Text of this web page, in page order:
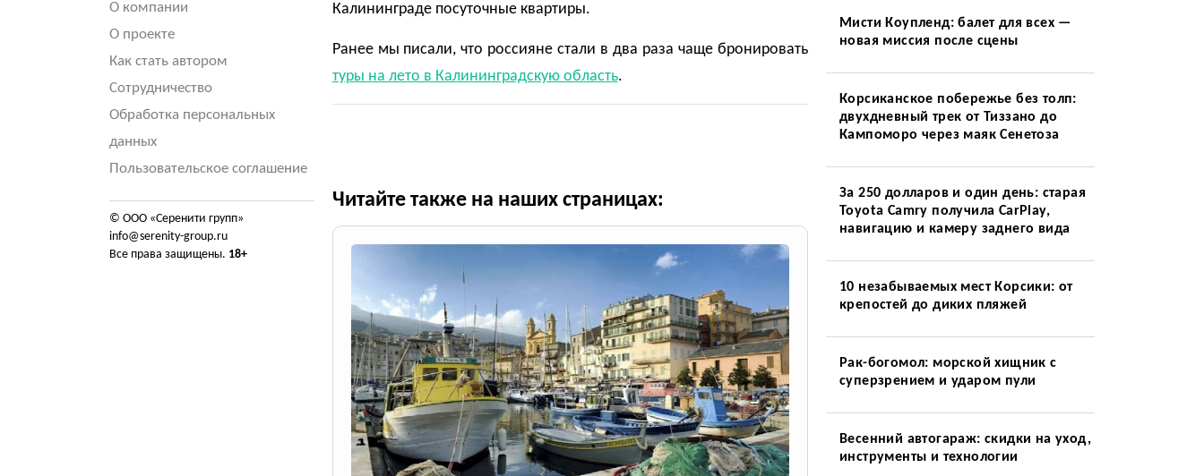
О компании
О проекте
Как стать автором
Сотрудничество
Обработка персональных
данных
Пользовательское соглашение
© ООО «Серенити групп»
info@serenity-group.ru
Все права защищены. 18+
Калининграде посуточные квартиры.
Ранее мы писали, что россияне стали в два раза чаще бронировать
туры на лето в Калининградскую область.
Читайте также на наших страницах:
Мисти Коупленд: балет для всех —
новая миссия после сцены
Корсиканское побережье без толп:
двухдневный трек от Тиззано до
Кампоморо через маяк Сенетоза
За 250 долларов и один день: старая
Toyota Camry получила CarPlay,
навигацию и камеру заднего вида
10 незабываемых мест Корсики: от
крепостей до диких пляжей
Рак-богомол: морской хищник с
суперзрением и ударом пули
Весенний автогараж: скидки на уход,
инструменты и технологии